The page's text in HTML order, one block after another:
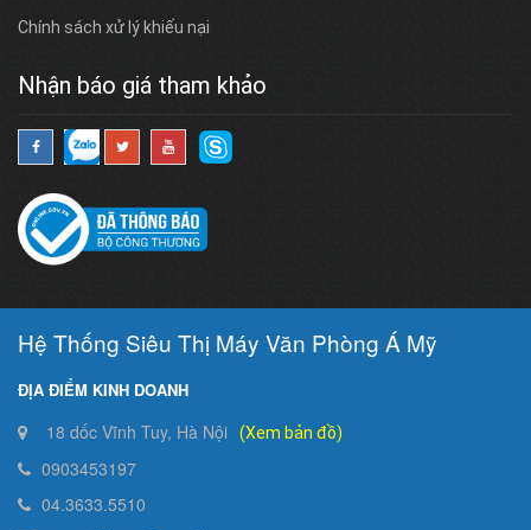
Chính sách xử lý khiếu nại
Nhận báo giá tham khảo
Hệ Thống Siêu Thị Máy Văn Phòng Á Mỹ
ĐỊA ĐIỂM KINH DOANH
18 dốc Vĩnh Tuy, Hà Nội (Xem bản đồ)
0903453197
04.3633.5510